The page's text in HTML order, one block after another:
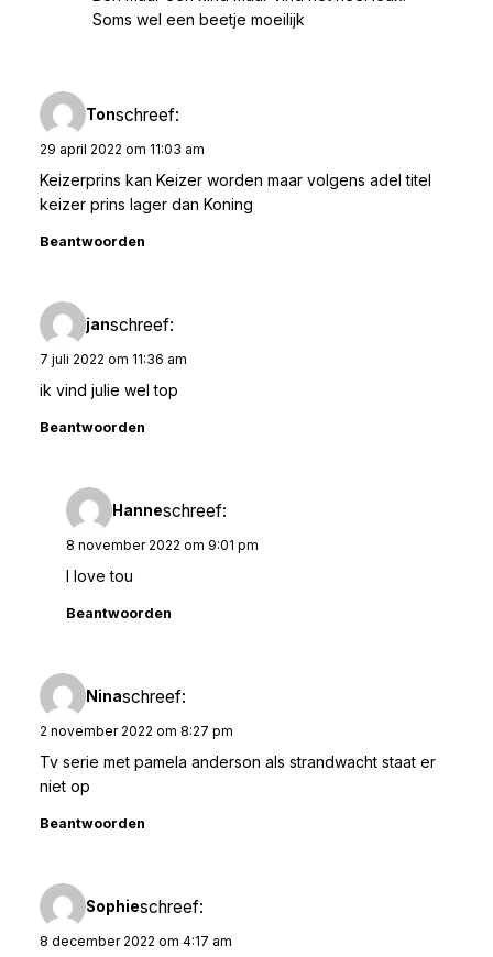
Soms wel een beetje moeilijk
Tonschreef:
29 april 2022 om 11:03 am
Keizerprins kan Keizer worden maar volgens adel titel
keizer prins lager dan Koning
Beantwoorden
janschreef:
7 juli 2022 om 11:36 am
ik vind julie wel top
Beantwoorden
Hanneschreef:
8 november 2022 om 9:01 pm
I love tou
Beantwoorden
Ninaschreef:
2 november 2022 om 8:27 pm
Tv serie met pamela anderson als strandwacht staat er
niet op
Beantwoorden
Sophieschreef:
8 december 2022 om 4:17 am